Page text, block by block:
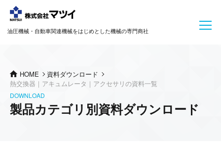
油圧機械・自動車関連機械をはじめとした機械の専門商社
HOME
資料ダウンロード
熱交換器｜アキュムレータ｜アクセサリの資料一覧
DOWNLOAD
製品カテゴリ別資料ダウンロード